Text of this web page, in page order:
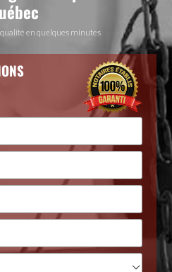
en quelques minutes